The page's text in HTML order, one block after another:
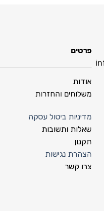
פרטים
אודות
משלוחים והחזרות
מדיניות ביטול עסקה
שאלות ותשובות
תקנון
הצהרת נגישות
צרו קשר